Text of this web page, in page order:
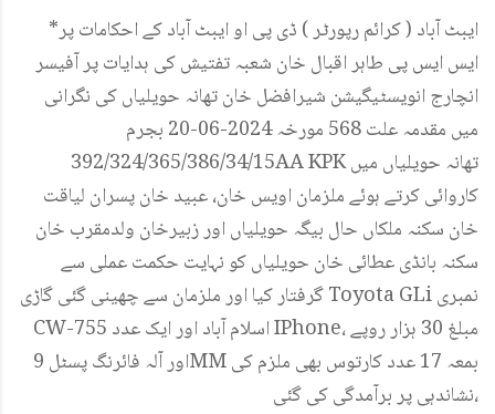
*ایبٹ آباد ( کرائم رپورٹر ) ڈی پی او ایبٹ آباد کے احکامات پر
ایس ایس پی طاہر اقبال خان شعبہ تفتیش کی ہدایات پر آفیسر
انچارج انویسٹیگیشن شیرافضل خان تھانہ حویلیاں کی نگرانی
میں مقدمہ علت 568 مورخہ 2024-06-20 بجرم
392/324/365/386/34/15AA KPK تھانہ حویلیاں میں
کاروائی کرتے ہوئے ملزمان اویس خان، عبید خان پسران لیاقت
خان سکنہ ملکاں حال بیگہ حویلیاں اور زبیرخان ولدمقرب خان
سکنہ بانڈی عطائی خان حویلیاں کو نہایت حکمت عملی سے
گرفتار کیا اور ملزمان سے چھینی گئی گاڑی Toyota GLi نمبری
CW-755 اسلام آباد اور ایک عدد IPhone، مبلغ 30 ہزار روپے
اور آلہ فائرنگ پسٹل 9MM بمعہ 17 عدد کارتوس بھی ملزم کی
نشاندہی پر برآمدگی کی گئی،